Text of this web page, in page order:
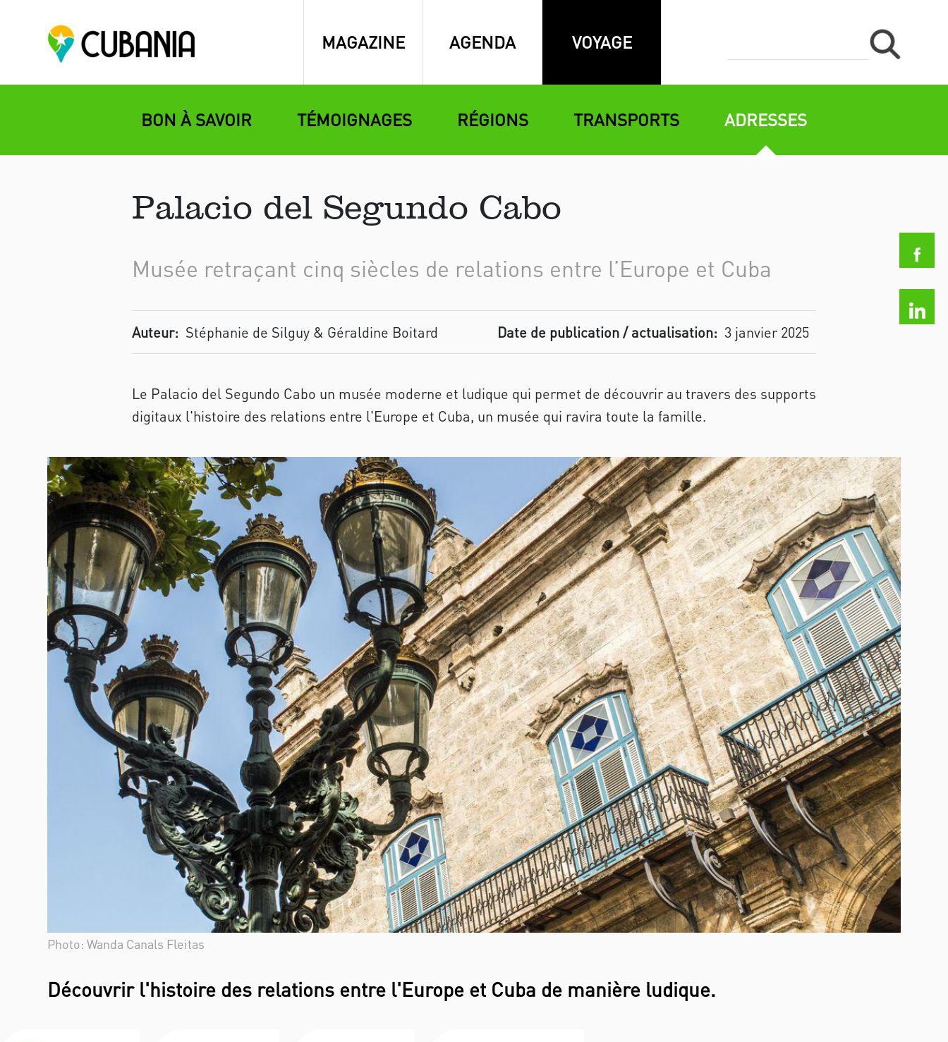
MAGAZINE AGENDA VOYAGE
BON À SAVOIR TÉMOIGNAGES RÉGIONS TRANSPORTS ADRESSES
Palacio del Segundo Cabo
Musée retraçant cinq siècles de relations entre l’Europe et Cuba
Auteur: Stéphanie de Silguy & Géraldine Boitard Date de publication / actualisation: 3 janvier 2025
Le Palacio del Segundo Cabo un musée moderne et ludique qui permet de découvrir au travers des supports
digitaux l'histoire des relations entre l'Europe et Cuba, un musée qui ravira toute la famille.
Photo: Wanda Canals Fleitas
Découvrir l'histoire des relations entre l'Europe et Cuba de manière ludique.